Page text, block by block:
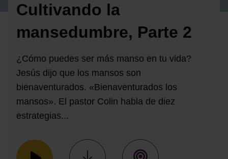
Cultivando la
mansedumbre, Parte 2
¿Cómo puedes ser más manso en tu vida?
Jesús dijo que los mansos son
bienaventurados. «Bienaventurados los
mansos». El pastor Colin habla de diez
estrategias...